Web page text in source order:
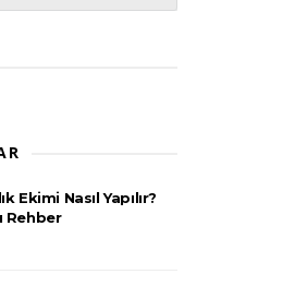
Ekimi Nasıl Yapılır?
Rehber